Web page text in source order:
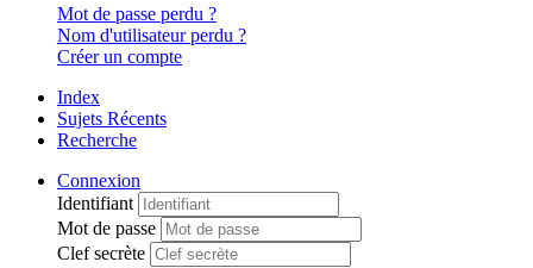
Mot de passe perdu ?
Nom d'utilisateur perdu ?
Créer un compte
Index
Sujets Récents
Recherche
Connexion
Identifiant
Mot de passe
Clef secrète